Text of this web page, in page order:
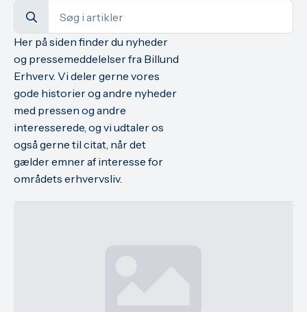
for:
Her på siden finder du nyheder
og pressemeddelelser fra Billund
Erhverv. Vi deler gerne vores
gode historier og andre nyheder
med pressen og andre
interesserede, og vi udtaler os
også gerne til citat, når det
gælder emner af interesse for
områdets erhvervsliv.